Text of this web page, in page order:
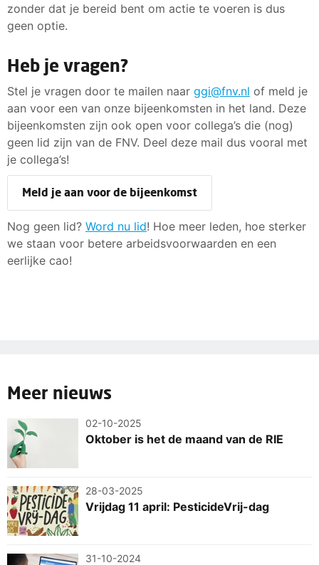
zonder dat je bereid bent om actie te voeren is dus
geen optie.
Heb je vragen?
Stel je vragen door te mailen naar ggi@fnv.nl of meld je
aan voor een van onze bijeenkomsten in het land. Deze
bijeenkomsten zijn ook open voor collega’s die (nog)
geen lid zijn van de FNV. Deel deze mail dus vooral met
je collega’s!
Meld je aan voor de bijeenkomst
Nog geen lid? Word nu lid! Hoe meer leden, hoe sterker
we staan voor betere arbeidsvoorwaarden en een
eerlijke cao!
Meer nieuws
02-10-2025
Oktober is het de maand van de RIE
28-03-2025
Vrijdag 11 april: PesticideVrij-dag
31-10-2024